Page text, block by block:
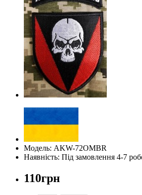
Модель: AKW-72OMBR
Наявність: Під замовлення 4-7
110грн